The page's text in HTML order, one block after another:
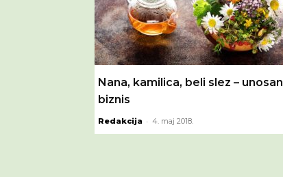
Nana, kamilica, beli slez – unosan
biznis
Redakcija - 4. maj 2018.